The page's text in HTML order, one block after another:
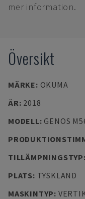
mer information.
Översikt
MÄRKE: OKUMA
ÅR: 2018
MODELL: GENOS
TILLÄMPNINGSTYP:
PLATS: TYSKLAND
MASKINTYP: